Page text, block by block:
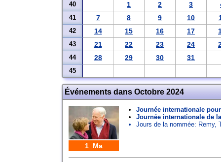
40
1 2 3
41 7 8 9 10
42 14 15 16 17
43 21 22 23 24
44 28 29 30 31
45
Événements dans Octobre 2024
1 Ma
Journée internationale
Journée internationale de
Jours de la nommée: Remy,